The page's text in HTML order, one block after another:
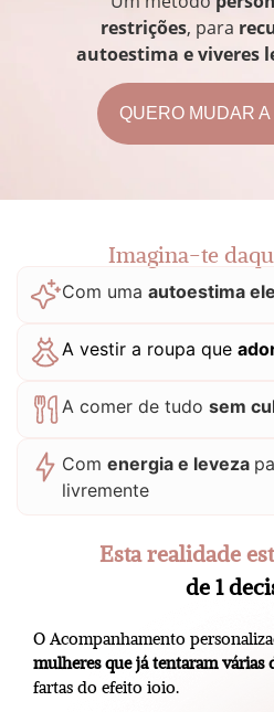
restrições, para
autoestima e viveres
QUERO MUDAR
Imagina-te
Com uma autoestima
A vestir a roupa que
A comer de tudo sem
Com energia e leveza
livremente
Esta realidade
de 1
O Acompanhamento
mulheres que já tentaram várias
fartas do efeito ioio.